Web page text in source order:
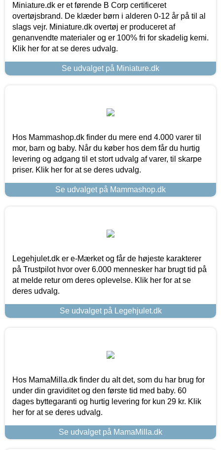
Miniature.dk er et førende B Corp certificeret
overtøjsbrand. De klæder børn i alderen 0-12 år på til al
slags vejr. Miniature.dk overtøj er produceret af
genanvendte materialer og er 100% fri for skadelig kemi.
Klik her for at se deres udvalg.
Se udvalget på Miniature.dk
Hos Mammashop.dk finder du mere end 4.000 varer til
mor, barn og baby. Når du køber hos dem får du hurtig
levering og adgang til et stort udvalg af varer, til skarpe
priser. Klik her for at se deres udvalg.
Se udvalget på Mammashop.dk
Legehjulet.dk er e-Mærket og får de højeste karakterer
på Trustpilot hvor over 6.000 mennesker har brugt tid på
at melde retur om deres oplevelse. Klik her for at se
deres udvalg.
Se udvalget på Legehjulet.dk
Hos MamaMilla.dk finder du alt det, som du har brug for
under din graviditet og den første tid med baby. 60
dages byttegaranti og hurtig levering for kun 29 kr. Klik
her for at se deres udvalg.
Se udvalget på MamaMilla.dk